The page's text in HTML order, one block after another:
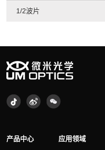
1/2波片
产品中心
应用领域